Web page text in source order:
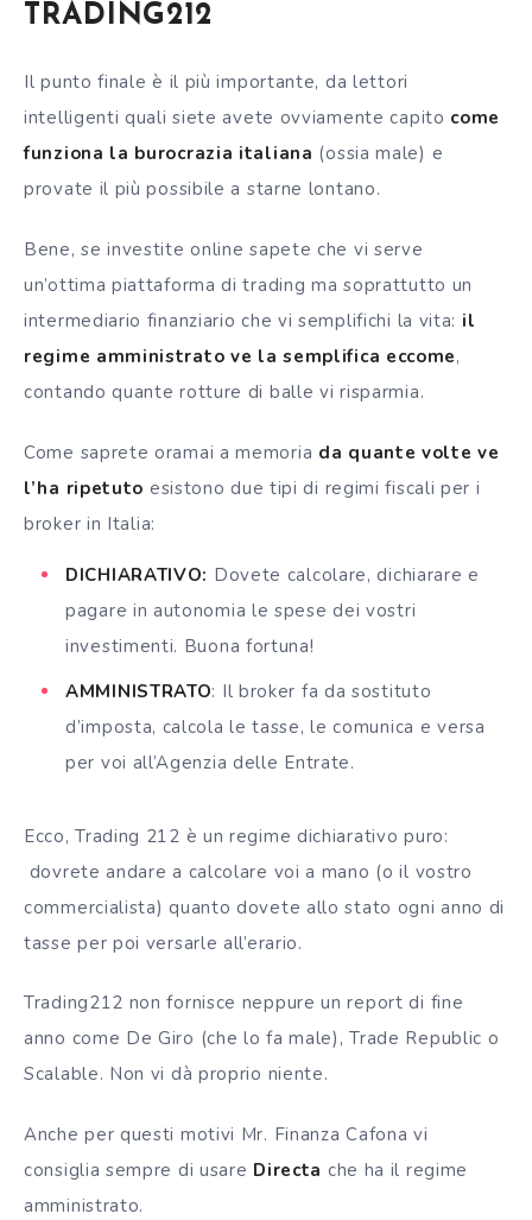
TRADING212
Il punto finale è il più importante, da lettori
intelligenti quali siete avete ovviamente capito come
funziona la burocrazia italiana (ossia male) e
provate il più possibile a starne lontano.
Bene, se investite online sapete che vi serve
un’ottima piattaforma di trading ma soprattutto un
intermediario finanziario che vi semplifichi la vita: il
regime amministrato ve la semplifica eccome,
contando quante rotture di balle vi risparmia.
Come saprete oramai a memoria da quante volte ve
l’ha ripetuto esistono due tipi di regimi fiscali per i
broker in Italia:
DICHIARATIVO: Dovete calcolare, dichiarare e
pagare in autonomia le spese dei vostri
investimenti. Buona fortuna!
AMMINISTRATO: Il broker fa da sostituto
d’imposta, calcola le tasse, le comunica e versa
per voi all’Agenzia delle Entrate.
Ecco, Trading 212 è un regime dichiarativo puro:
dovrete andare a calcolare voi a mano (o il vostro
commercialista) quanto dovete allo stato ogni anno di
tasse per poi versarle all’erario.
Trading212 non fornisce neppure un report di fine
anno come De Giro (che lo fa male), Trade Republic o
Scalable. Non vi dà proprio niente.
Anche per questi motivi Mr. Finanza Cafona vi
consiglia sempre di usare Directa che ha il regime
amministrato.